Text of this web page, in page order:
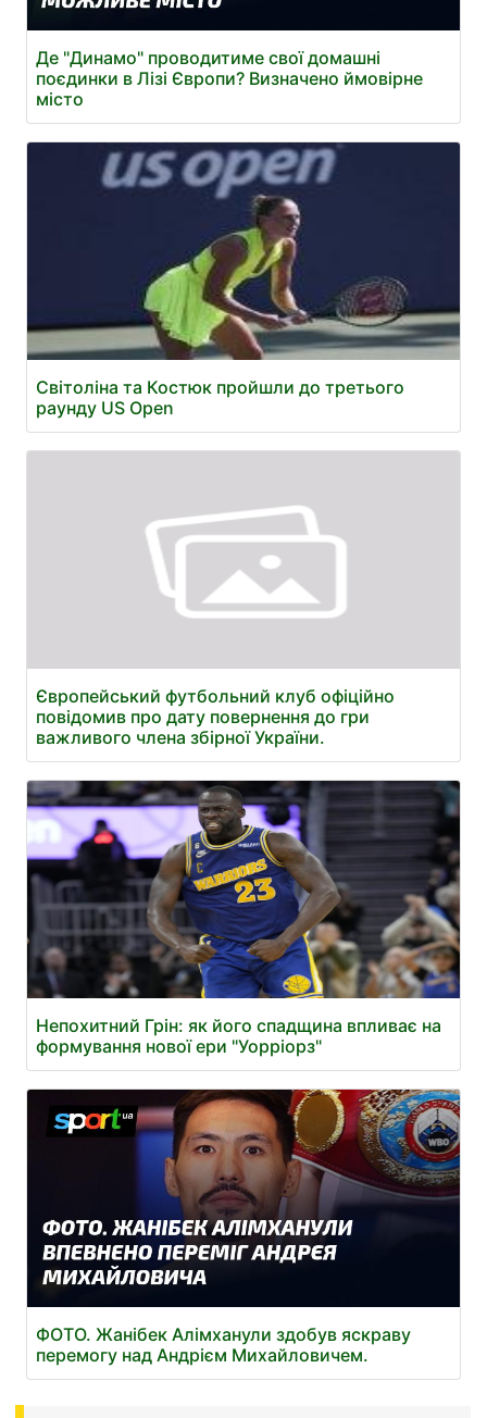
Де "Динамо" проводитиме свої домашні
поєдинки в Лізі Європи? Визначено ймовірне
місто
Світоліна та Костюк пройшли до третього
раунду US Open
Європейський футбольний клуб офіційно
повідомив про дату повернення до гри
важливого члена збірної України.
Непохитний Грін: як його спадщина впливає на
формування нової ери "Уорріорз"
ФОТО. Жанібек Алімханули здобув яскраву
перемогу над Андрієм Михайловичем.